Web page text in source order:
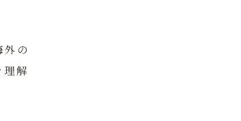
の
解